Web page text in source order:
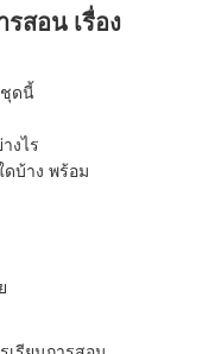
รสอน เรื่อง
ชุดนี้
งไร
ดบ้าง พร้อม